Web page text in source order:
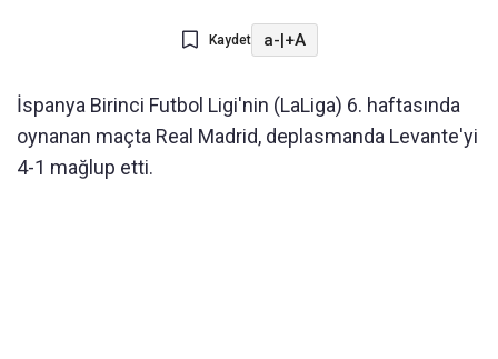
Kaydet a-|+A
İspanya Birinci Futbol Ligi'nin (LaLiga) 6. haftasında
oynanan maçta Real Madrid, deplasmanda Levante'yi
4-1 mağlup etti.